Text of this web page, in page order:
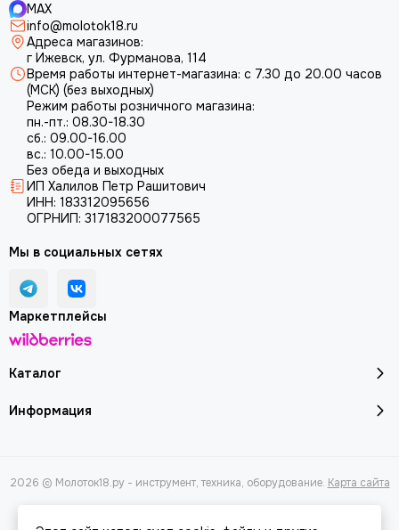
MAX
info@molotok18.ru
Адреса магазинов:
г Ижевск, ул. Фурманова, 114
Время работы интернет-магазина: с 7.30 до 20.00 часов
(МСК) (без выходных)
Режим работы розничного магазина:
пн.-пт.: 08.30-18.30
сб.: 09.00-16.00
вс.: 10.00-15.00
Без обеда и выходных
ИП Халилов Петр Рашитович
ИНН: 183312095656
ОГРНИП: 317183200077565
Каталог
Информация
Мы в социальных сетях
Маркетплейсы
2026 © Молоток18.ру - инструмент, техника, оборудование. Карта сайта